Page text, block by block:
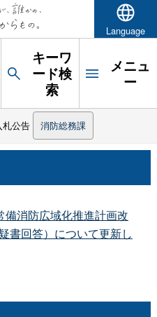
Language
キーワ
ード検
索
メニュ
ー
札公告 消防総務課
備消防広域化推進計画改
書回答）について更新し